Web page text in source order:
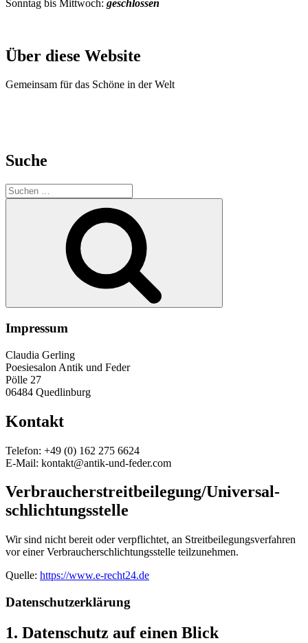
Sonntag bis Mittwoch: geschlossen
Über diese Website
Gemeinsam für das Schöne in der Welt
Suche
Suche
nach:
Impressum
Claudia Gerling
Poesiesalon Antik und Feder
Pölle 27
06484 Quedlinburg
Kontakt
Telefon: +49 (0) 162 275 6624
E-Mail: kontakt@antik-und-feder.com
Verbraucher­streit­beilegung/Universal­
schlichtungs­stelle
Wir sind nicht bereit oder verpflichtet, an Streitbeilegungsverfahren
vor einer Verbraucherschlichtungsstelle teilzunehmen.
Quelle: https://www.e-recht24.de
Datenschutz­erklärung
1. Datenschutz auf einen Blick